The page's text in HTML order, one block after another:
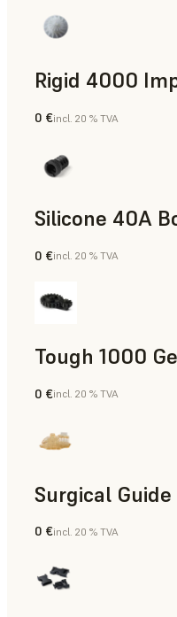
Rigid 4000
Ingénierie
0 €incl. 20 % TVA
Silicone 40A
Ingénierie
0 €incl. 20 % TVA
Tough 1000
Ingénierie
0 €incl. 20 % TVA
Dentaire
0 €incl. 20 % TVA